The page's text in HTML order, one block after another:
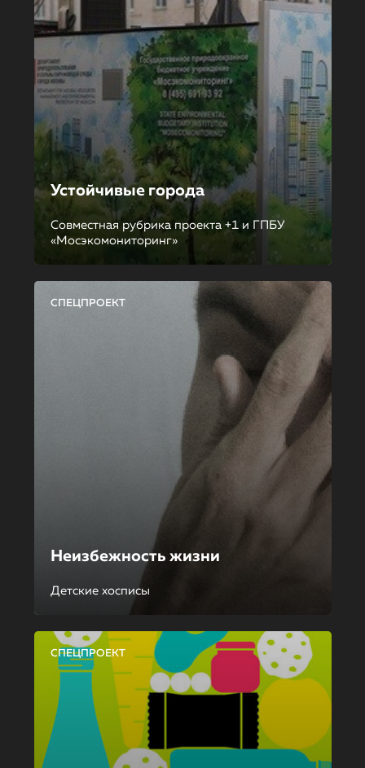
Устойчивые города
Совместная рубрика проекта +1 и ГПБУ
«Мосэкомониторинг»
СПЕЦПРОЕКТ
Неизбежность жизни
Детские хосписы
СПЕЦПРОЕКТ